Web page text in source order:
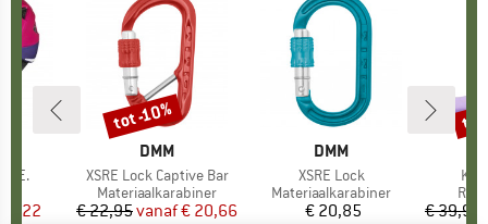
L.E.
prijs
MERK
DMM
Artikel
XSRE Lock Captive Bar
Productgroep
Materiaalkarabiner
Prijs
€ 22,95 Verlaagde prijs
vanaf€ 20,66
Korting
tot -10%
MERK
DMM
Artikel
XSRE Lock
Productgroep
Materiaalkarabiner
Prijs
€ 20,85 € 39,95
tot